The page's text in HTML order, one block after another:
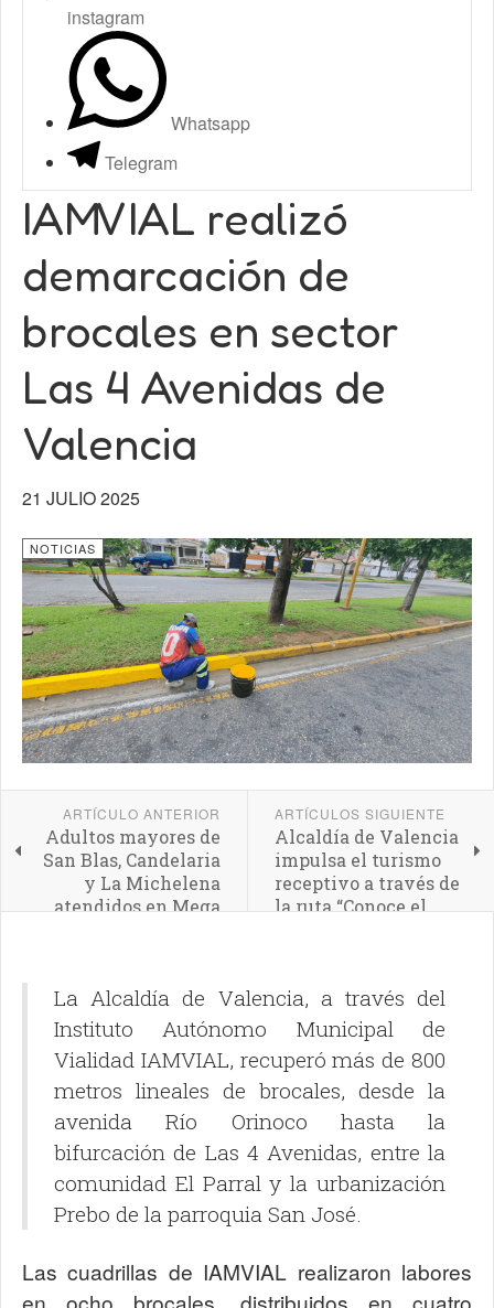
instagram
Whatsapp
Telegram
IAMVIAL realizó
demarcación de
brocales en sector
Las 4 Avenidas de
Valencia
21 JULIO 2025
NOTICIAS
ARTÍCULO ANTERIOR
Adultos mayores de
San Blas, Candelaria
y La Michelena
atendidos en Mega
ARTÍCULOS SIGUIENTE
Alcaldía de Valencia
impulsa el turismo
receptivo a través de
la ruta “Conoce el
La Alcaldía de Valencia, a través del
Instituto Autónomo Municipal de
Vialidad IAMVIAL, recuperó más de 800
metros lineales de brocales, desde la
avenida Río Orinoco hasta la
bifurcación de Las 4 Avenidas, entre la
comunidad El Parral y la urbanización
Prebo de la parroquia San José.
Las cuadrillas de IAMVIAL realizaron labores
en ocho brocales, distribuidos en cuatro